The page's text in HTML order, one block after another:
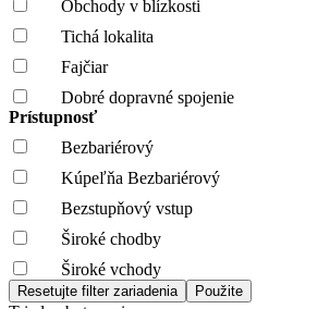
Obchody v blízkosti
Tichá lokalita
Fajčiar
Dobré dopravné spojenie
Prístupnosť
Bezbariérový
Kúpeľňa Bezbariérový
Bezstupňový vstup
Široké chodby
Široké vchody